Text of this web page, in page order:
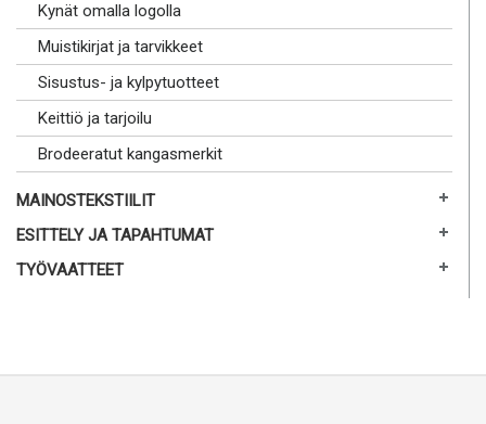
Kynät omalla logolla
Muistikirjat ja tarvikkeet
Sisustus- ja kylpytuotteet
Keittiö ja tarjoilu
Brodeeratut kangasmerkit
MAINOSTEKSTIILIT
ESITTELY JA TAPAHTUMAT
TYÖVAATTEET